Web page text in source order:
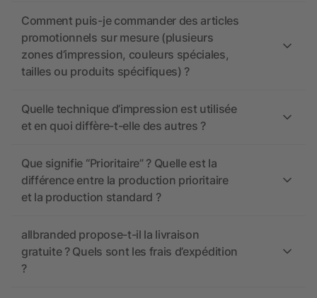
Comment puis-je commander des articles
promotionnels sur mesure (plusieurs
zones d’impression, couleurs spéciales,
tailles ou produits spécifiques) ?
Quelle technique d’impression est utilisée
et en quoi diffère-t-elle des autres ?
Que signifie “Prioritaire” ? Quelle est la
différence entre la production prioritaire
et la production standard ?
allbranded propose-t-il la livraison
gratuite ? Quels sont les frais d’expédition
?